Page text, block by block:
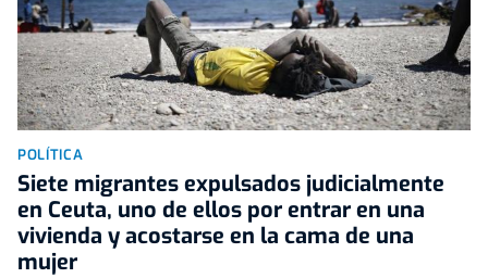
POLÍTICA
Siete migrantes expulsados judicialmente
en Ceuta, uno de ellos por entrar en una
vivienda y acostarse en la cama de una
mujer